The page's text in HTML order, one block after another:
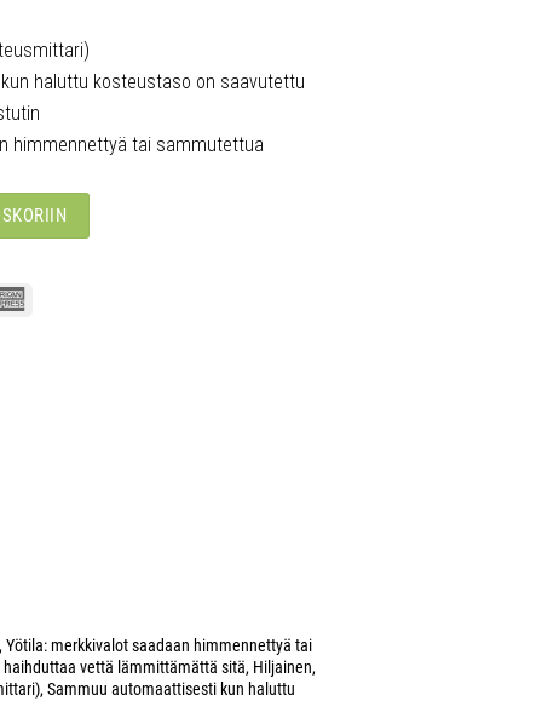
haluttu kosteustaso on saavutettu
himmennettyä tai sammutettua
,Yötila: merkkivalot saadaan himmennettyä tai
haihduttaa vettä lämmittämättä sitä, Hiljainen,
,Sammuu automaattisesti kun haluttu